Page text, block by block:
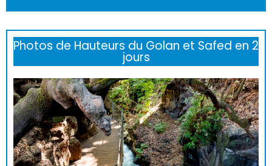
Photos de Hauteurs du Golan et Safed en 2
jours